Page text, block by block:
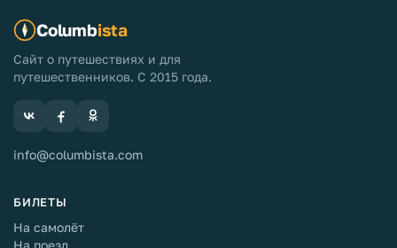
Columbista
Сайт о путешествиях и для
путешественников. С 2015 года.
info@columbista.com
БИЛЕТЫ
На самолёт
На поезд